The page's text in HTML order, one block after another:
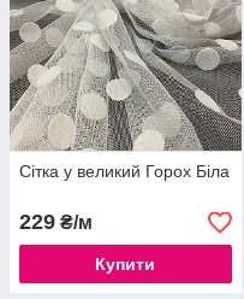
Сітка у великий Горох Біла
229 ₴/м
Купити